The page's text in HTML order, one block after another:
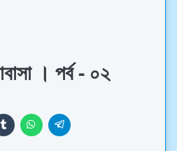
। পর্ব - ০২